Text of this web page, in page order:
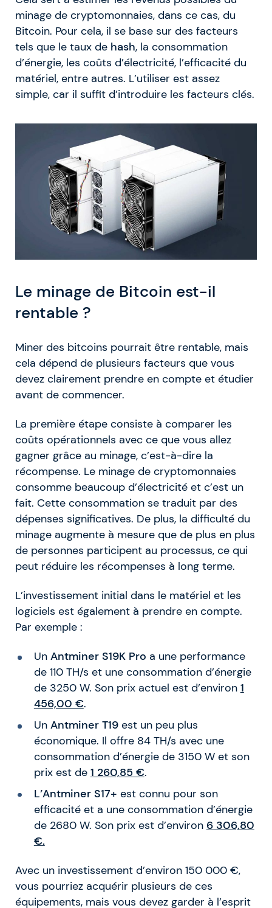
minage de cryptomonnaies, dans ce cas, du
Bitcoin. Pour cela, il se base sur des facteurs
tels que le taux de hash, la consommation
d’énergie, les coûts d’électricité, l’efficacité du
matériel, entre autres. L’utiliser est assez
simple, car il suffit d’introduire les facteurs clés.
Le minage de Bitcoin est-il
rentable ?
Miner des bitcoins pourrait être rentable, mais
cela dépend de plusieurs facteurs que vous
devez clairement prendre en compte et étudier
avant de commencer.
La première étape consiste à comparer les
coûts opérationnels avec ce que vous allez
gagner grâce au minage, c’est-à-dire la
récompense. Le minage de cryptomonnaies
consomme beaucoup d’électricité et c’est un
fait. Cette consommation se traduit par des
dépenses significatives. De plus, la difficulté du
minage augmente à mesure que de plus en plus
de personnes participent au processus, ce qui
peut réduire les récompenses à long terme.
L’investissement initial dans le matériel et les
logiciels est également à prendre en compte.
Par exemple :
Un Antminer S19K Pro a une performance
de 110 TH/s et une consommation d’énergie
de 3250 W. Son prix actuel est d’environ 1
456,00 €.
Un Antminer T19est un peu plus
économique. Il offre 84 TH/s avec une
consommation d’énergie de 3150 W et son
prix est de 1 260,85 €.
L’Antminer S17+ est connu pour son
efficacité et a une consommation d’énergie
de 2680 W. Son prix est d’environ 6 306,80
€.
Avec un investissement d’environ 150 000 €,
vous pourriez acquérir plusieurs de ces
équipements, mais vous devez garder à l’esprit